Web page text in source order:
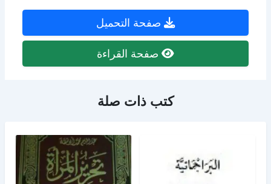
صفحة التحميل
صفحة القراءة
كتب ذات صلة